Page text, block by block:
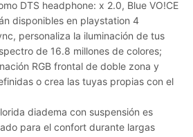
DTS headphone: x 2.0, Blue VO!CE
disponibles en playstation 4
, personaliza la iluminación de tus
de 16.8 millones de colores;
RGB frontal de doble zona y
o crea las tuyas propias con el
diadema con suspensión es
para el confort durante largas